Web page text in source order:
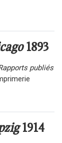
1893
publiés
1914